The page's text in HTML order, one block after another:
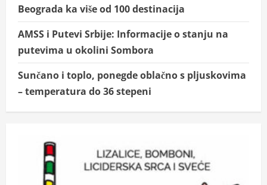
Beograda ka više od 100 destinacija
AMSS i Putevi Srbije: Informacije o stanju na
putevima u okolini Sombora
Sunčano i toplo, ponegde oblačno s pljuskovima
– temperatura do 36 stepeni